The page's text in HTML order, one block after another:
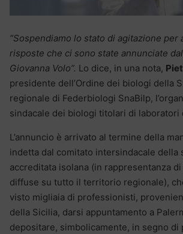
“Sospendiamo lo stato di agitazione per
risposte che ci sono state annunciate
Giovanna Volo”. Lo dice, in una nota,
presidente dell’Ordine dei biologi della
regionale di Federbiologi SnaBilp,
sindacale dei biologi titolari di laboratori
L’annuncio è arrivato al termine della
indetta dal comitato intersindacale della
accreditata isolana (in rappresentanza
diffuse su tutto il territorio regionale),
visto migliaia di professionisti,
della Sicilia, darsi appuntamento a
depositare, simbolicamente, in segno di